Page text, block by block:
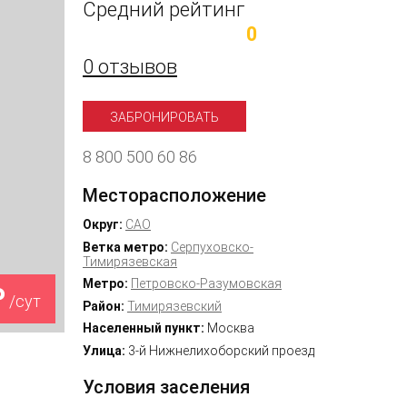
/сут
Средний рейтинг
0
0 отзывов
ЗАБРОНИРОВАТЬ
8 800 500 60 86
Месторасположение
Округ: САО
Ветка метро: Серпуховско-
Тимирязевская
Метро: Петровско-Разумовская
Район: Тимирязевский
Населенный пункт: Москва
Улица: 3-й Нижнелихоборский проезд
Условия заселения